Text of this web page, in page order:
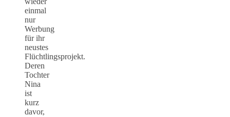
einmal
nur
Werbung
für ihr
neustes
Flüchtlingsprojekt.
Deren
Tochter
Nina
ist
kurz
davor,